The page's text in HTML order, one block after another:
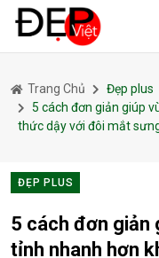
Trang Chủ
Đẹp plus
5 cách đơn giản giúp
thức dậy với đôi mắt
ĐẸP PLUS
5 cách đơn giản
tỉnh nhanh hơn